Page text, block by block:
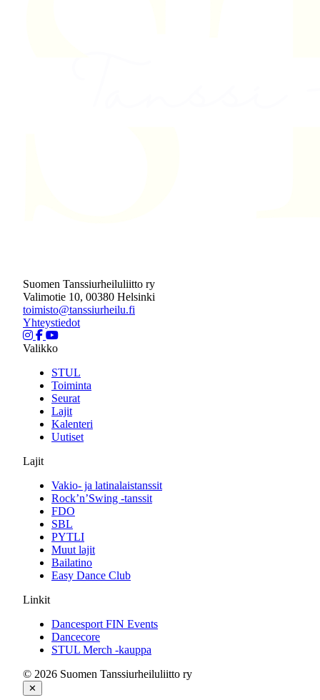
Suomen Tanssiurheiluliitto ry
Valimotie 10, 00380 Helsinki
toimisto@tanssiurheilu.fi
Yhteystiedot
Valikko
STUL
Toiminta
Seurat
Lajit
Kalenteri
Uutiset
Lajit
Vakio- ja latinalaistanssit
Rock’n’Swing -tanssit
FDO
SBL
PYTLI
Muut lajit
Bailatino
Easy Dance Club
Linkit
Dancesport FIN Events
Dancecore
STUL Merch -kauppa
© 2026 Suomen Tanssiurheiluliitto ry
✕